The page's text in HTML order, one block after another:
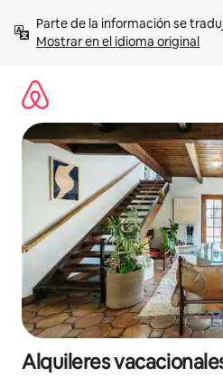
contenidoMostrar en el idioma original
Alquileres